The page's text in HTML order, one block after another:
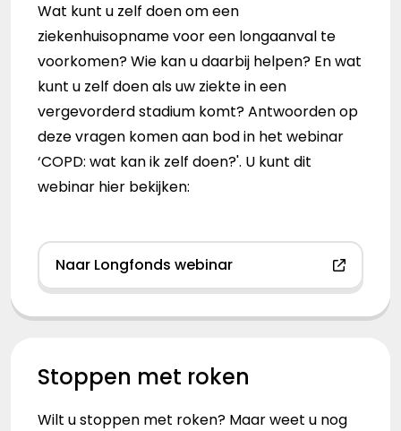
Wat kunt u zelf doen om een
ziekenhuisopname voor een longaanval te
voorkomen? Wie kan u daarbij helpen? En wat
kunt u zelf doen als uw ziekte in een
vergevorderd stadium komt? Antwoorden op
deze vragen komen aan bod in het webinar
‘COPD: wat kan ik zelf doen?'. U kunt dit
webinar hier bekijken:
Naar Longfonds webinar
Stoppen met roken
Wilt u stoppen met roken? Maar weet u nog